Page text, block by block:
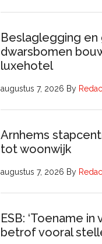
Beslaglegging
dwarsbomen
luxehotel
augustus 7, 2026 By
Arnhems
tot woonwijk
augustus 7, 2026 By
ESB: ‘Toename
betrof vooral